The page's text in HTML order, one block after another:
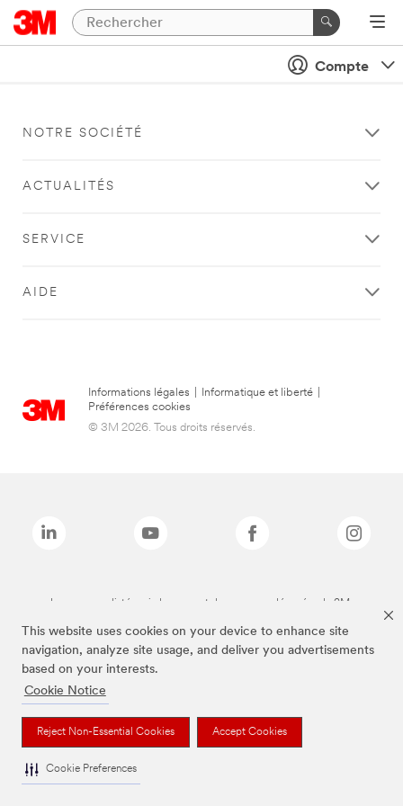
This website uses cookies on your device to enhance site
navigation, analyze site usage, and deliver you advertisements
based on your interests.
Cookie Notice
Reject Non-Essential Cookies Accept Cookies
Cookie Preferences
Compte
NOTRE SOCIÉTÉ
ACTUALITÉS
SERVICE
AIDE
Informations légales Informatique et liberté
Préférences cookies
© 3M 2026. Tous droits réservés.
Les marques listées ci-dessus sont des marques déposées de 3M.